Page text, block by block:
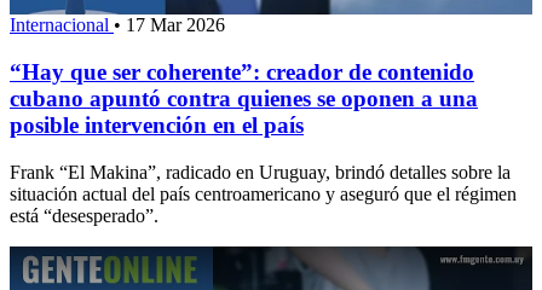
Internacional • 17 Mar 2026
“Hay que ser coherente”: creador de contenido
cubano apuntó contra quienes se oponen a una
posible intervención en el país
Frank “El Makina”, radicado en Uruguay, brindó detalles sobre la
situación actual del país centroamericano y aseguró que el régimen
está “desesperado”.